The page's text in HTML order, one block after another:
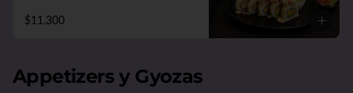
-Acompañado de 2 salsas (soya o teriyaki),
2 palitos, 1 wasabi, 1 jengibre.
$11.300
Appetizers y Gyozas